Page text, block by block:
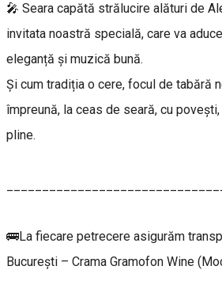
🎤 Seara capătă strălucire alături de
invitata noastră specială, care va
eleganță și muzică bună.
Și cum tradiția o cere, focul de tabără
împreună, la ceas de seară, cu
pline.
🚌La fiecare petrecere asigurăm
București – Crama Gramofon Wine